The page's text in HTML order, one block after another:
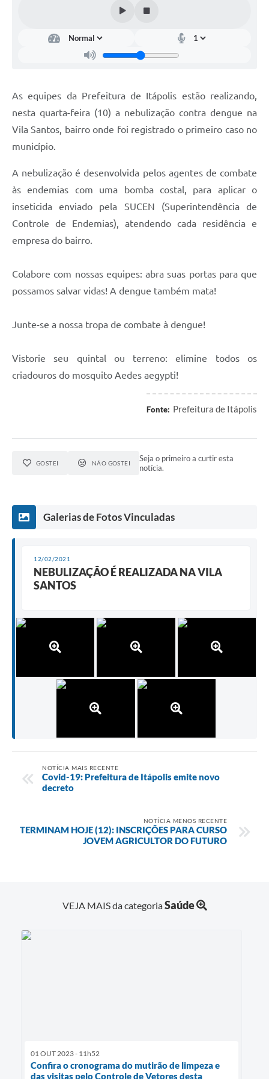
Feriados Municipais
Bairros Rurais
Galeria de Fotos
Ouvidoria Municipal
Audiências Públicas
Carta de Serviços
Notícias
Turismo
Telefones Úteis
Transparência
Jornal
Agenda
Diário Oficial
As equipes da Prefeitura de Itápolis estão realizando,
nesta quarta-feira (10) a nebulização contra dengue na
Vila Santos, bairro onde foi registrado o primeiro caso no
município.
A nebulização é desenvolvida pelos agentes de combate
às endemias com uma bomba costal, para aplicar o
inseticida enviado pela SUCEN (Superintendência de
Controle de Endemias), atendendo cada residência e
empresa do bairro.
Colabore com nossas equipes: abra suas portas para que
possamos salvar vidas! A dengue também mata!
Junte-se a nossa tropa de combate à dengue!
Vistorie seu quintal ou terreno: elimine todos os
criadouros do mosquito Aedes aegypti!
Fonte: Prefeitura de Itápolis
GOSTEI NÃO GOSTEI
Seja o primeiro a curtir esta
notícia.
Galerias de Fotos Vinculadas
12/02/2021
NEBULIZAÇÃO É REALIZADA NA VILA
SANTOS
NOTÍCIA MAIS RECENTE
Covid-19: Prefeitura de Itápolis emite novo
decreto
NOTÍCIA MENOS RECENTE
TERMINAM HOJE (12): INSCRIÇÕES PARA CURSO
JOVEM AGRICULTOR DO FUTURO
VEJA MAIS da categoriaSaúde
01 OUT 2023 - 11h52
Confira o cronograma do mutirão de limpeza e
das visitas pelo Controle de Vetores desta